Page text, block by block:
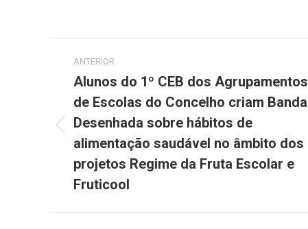
Post
navigation
ANTERIOR
post:
Alunos do 1º CEB dos Agrupamentos
de Escolas do Concelho criam Banda
Desenhada sobre hábitos de
alimentação saudável no âmbito dos
projetos Regime da Fruta Escolar e
Fruticool